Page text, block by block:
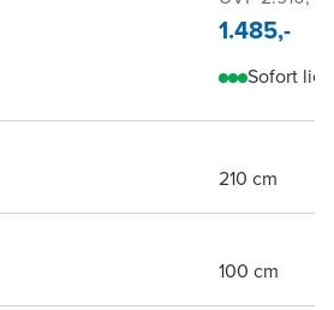
1.485,-
Sofort
210 cm
100 cm